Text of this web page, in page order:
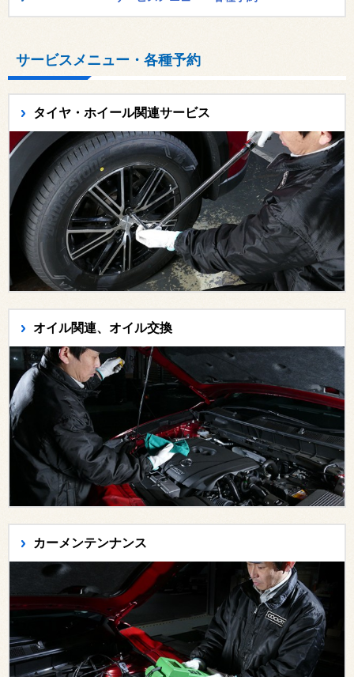
サービスメニュー・各種予約
タイヤ・ホイール関連サービス
オイル関連、オイル交換
カーメンテンナンス